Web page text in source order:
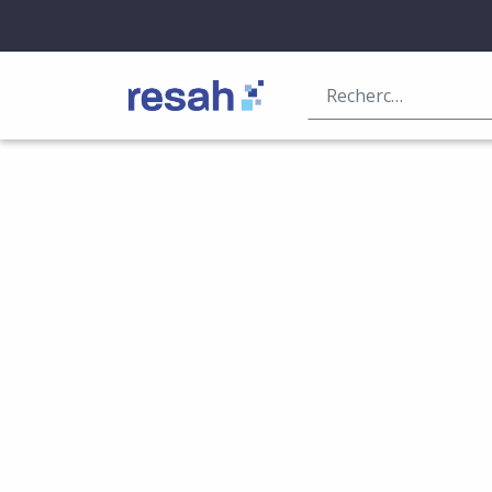
Logo Resah